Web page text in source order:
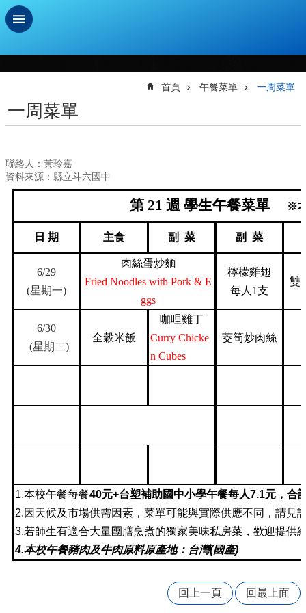
跳到主要內容區塊
學
助
測
新
資
量
法
宇
平
正
教
學
自
我
首頁 午餐菜單 一周菜單
一周菜單
聯絡人：黃玲嘉
資料來源：縣立斗六國中
第 21週 學生午餐菜單 ※
日 期 主食 副 菜 副 菜
6/29
(星期一)
肉絲蛋炒麵
Fried Noodles with Pork & E
ggs
檸檬雞翅
每人1支
雙
6/30
(星期二)
全穀米飯
咖哩雞丁
Curry Chicke
n Cubes
茭筍炒肉絲
1.本校午餐每餐40元+台塑補助國中小學午餐每人7.1元，合
2.因天候及市場供需因素，菜單可能與實際供應不同，請見
3.若師生有適合大量團膳烹煮的獨家美味私房菜，歡迎提供
4.本校午餐豬肉及牛肉原料原產地：台灣(國產)
回上一頁 回最上面